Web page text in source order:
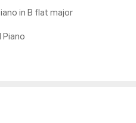
in B flat major
Piano